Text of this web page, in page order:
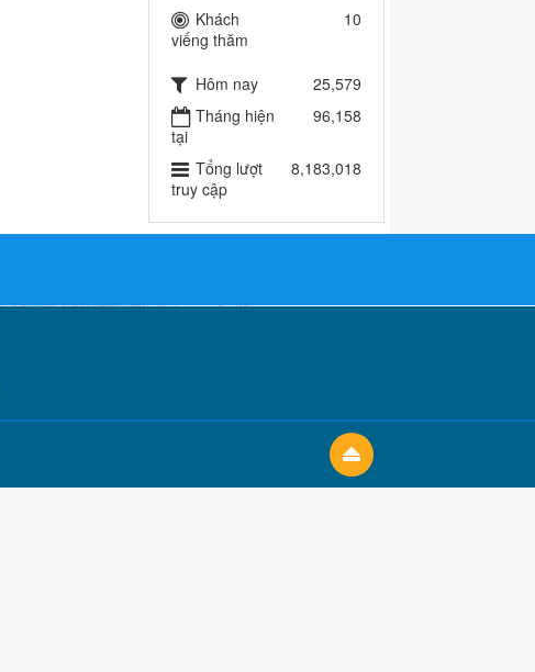
Khách
viếng thăm
10
Hôm nay
25,579
Tháng hiện
tại
96,158
Tổng lượt
truy cập
8,183,018